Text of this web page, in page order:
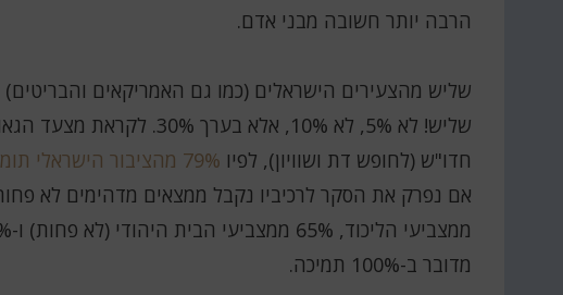
הרבה יותר חשובה מבני אדם.
שליש מהצעירים הישראלים (כמו גם האמריקאים והבריטים)
חדו"ש (לחופש דת ושוויון), לפיו 79% מהציבור הישראלי תומך בנישואים או ברית זוגיות לזוגות חד מיניים
מדובר ב-100% תמיכה.